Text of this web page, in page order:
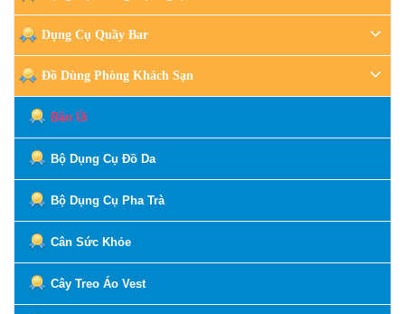
Dụng Cụ Quầy Bar
Đồ Dùng Phòng Khách Sạn
Bàn Ủi
Bộ Dụng Cụ Đồ Da
Bộ Dụng Cụ Pha Trà
Cân Sức Khỏe
Cây Treo Áo Vest